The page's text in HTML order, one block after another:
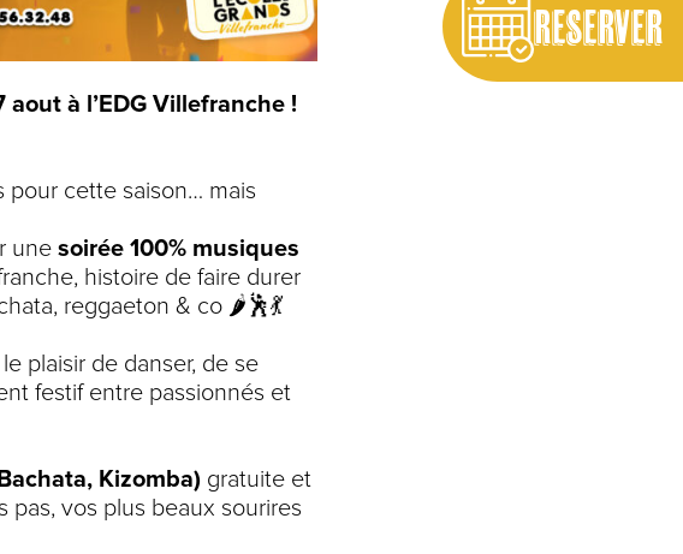
RESERVER
à l’EDG Villefranche !
pour cette saison… mais
une soirée 100% musiques
histoire de faire durer
reggaeton & co 🌶️🕺💃
plaisir de danser, de se
festif entre passionnés et
Kizomba) gratuite et
pas, vos plus beaux sourires